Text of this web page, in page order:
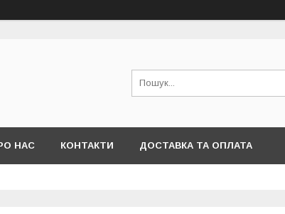
НАС КОНТАКТИ ДОСТАВКА ТА ОПЛАТА